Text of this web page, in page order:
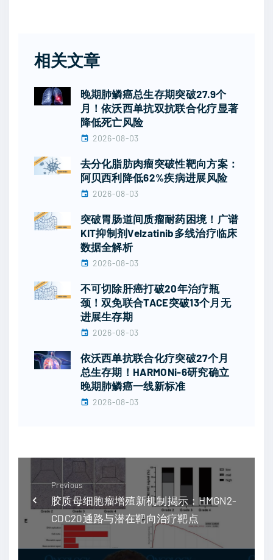
相关文章
晚期肺鳞癌总生存期突破27.9个
月！依沃西单抗双抗联合化疗显著
降低死亡风险
2026-08-03
去分化脂肪肉瘤突破性靶向方案：
阿贝西利降低62%疾病进展风险
2026-08-03
突破胃肠道间质瘤耐药困境！广谱
KIT抑制剂Velzatinib多线治疗临床
数据全解析
2026-08-03
不可切除肝癌打破20年治疗瓶
颈！双免联合TACE突破13个月无
进展生存期
2026-08-03
依沃西单抗联合化疗突破27个月
总生存期！HARMONi-6研究确立
晚期肺鳞癌一线新标准
2026-08-03
Previous
胶质母细胞瘤增殖新机制揭示：HMGN2-
CDC20通路与潜在靶向治疗靶点